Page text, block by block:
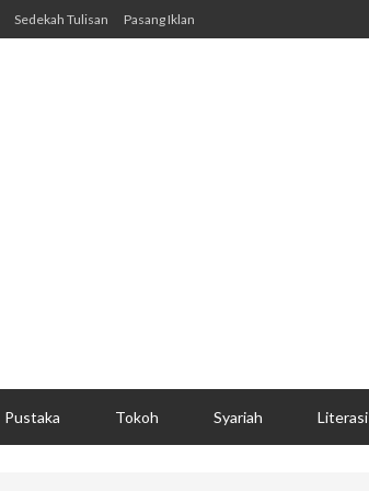
Sedekah Tulisan Pasang Iklan
Pustaka Tokoh Syariah Literasi